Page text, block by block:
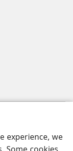
experience, we